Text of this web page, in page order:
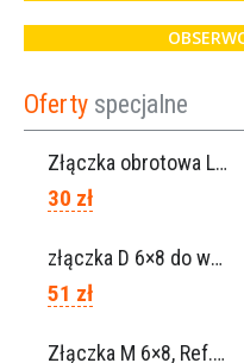
Oferty specjalne
Złączka obrotowa Lisam do węża 6×8 / Ref. 0160.0100
30 zł
złączka D 6×8 do węża, Ref. 0113.0106
51 zł
Złączka M 6×8, Ref. 0115.0102